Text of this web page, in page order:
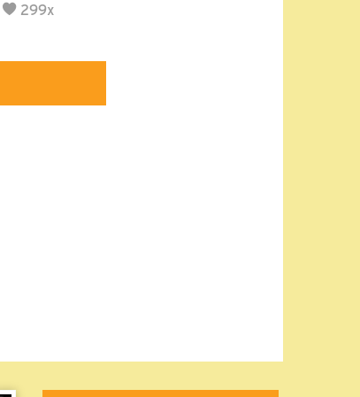
299x